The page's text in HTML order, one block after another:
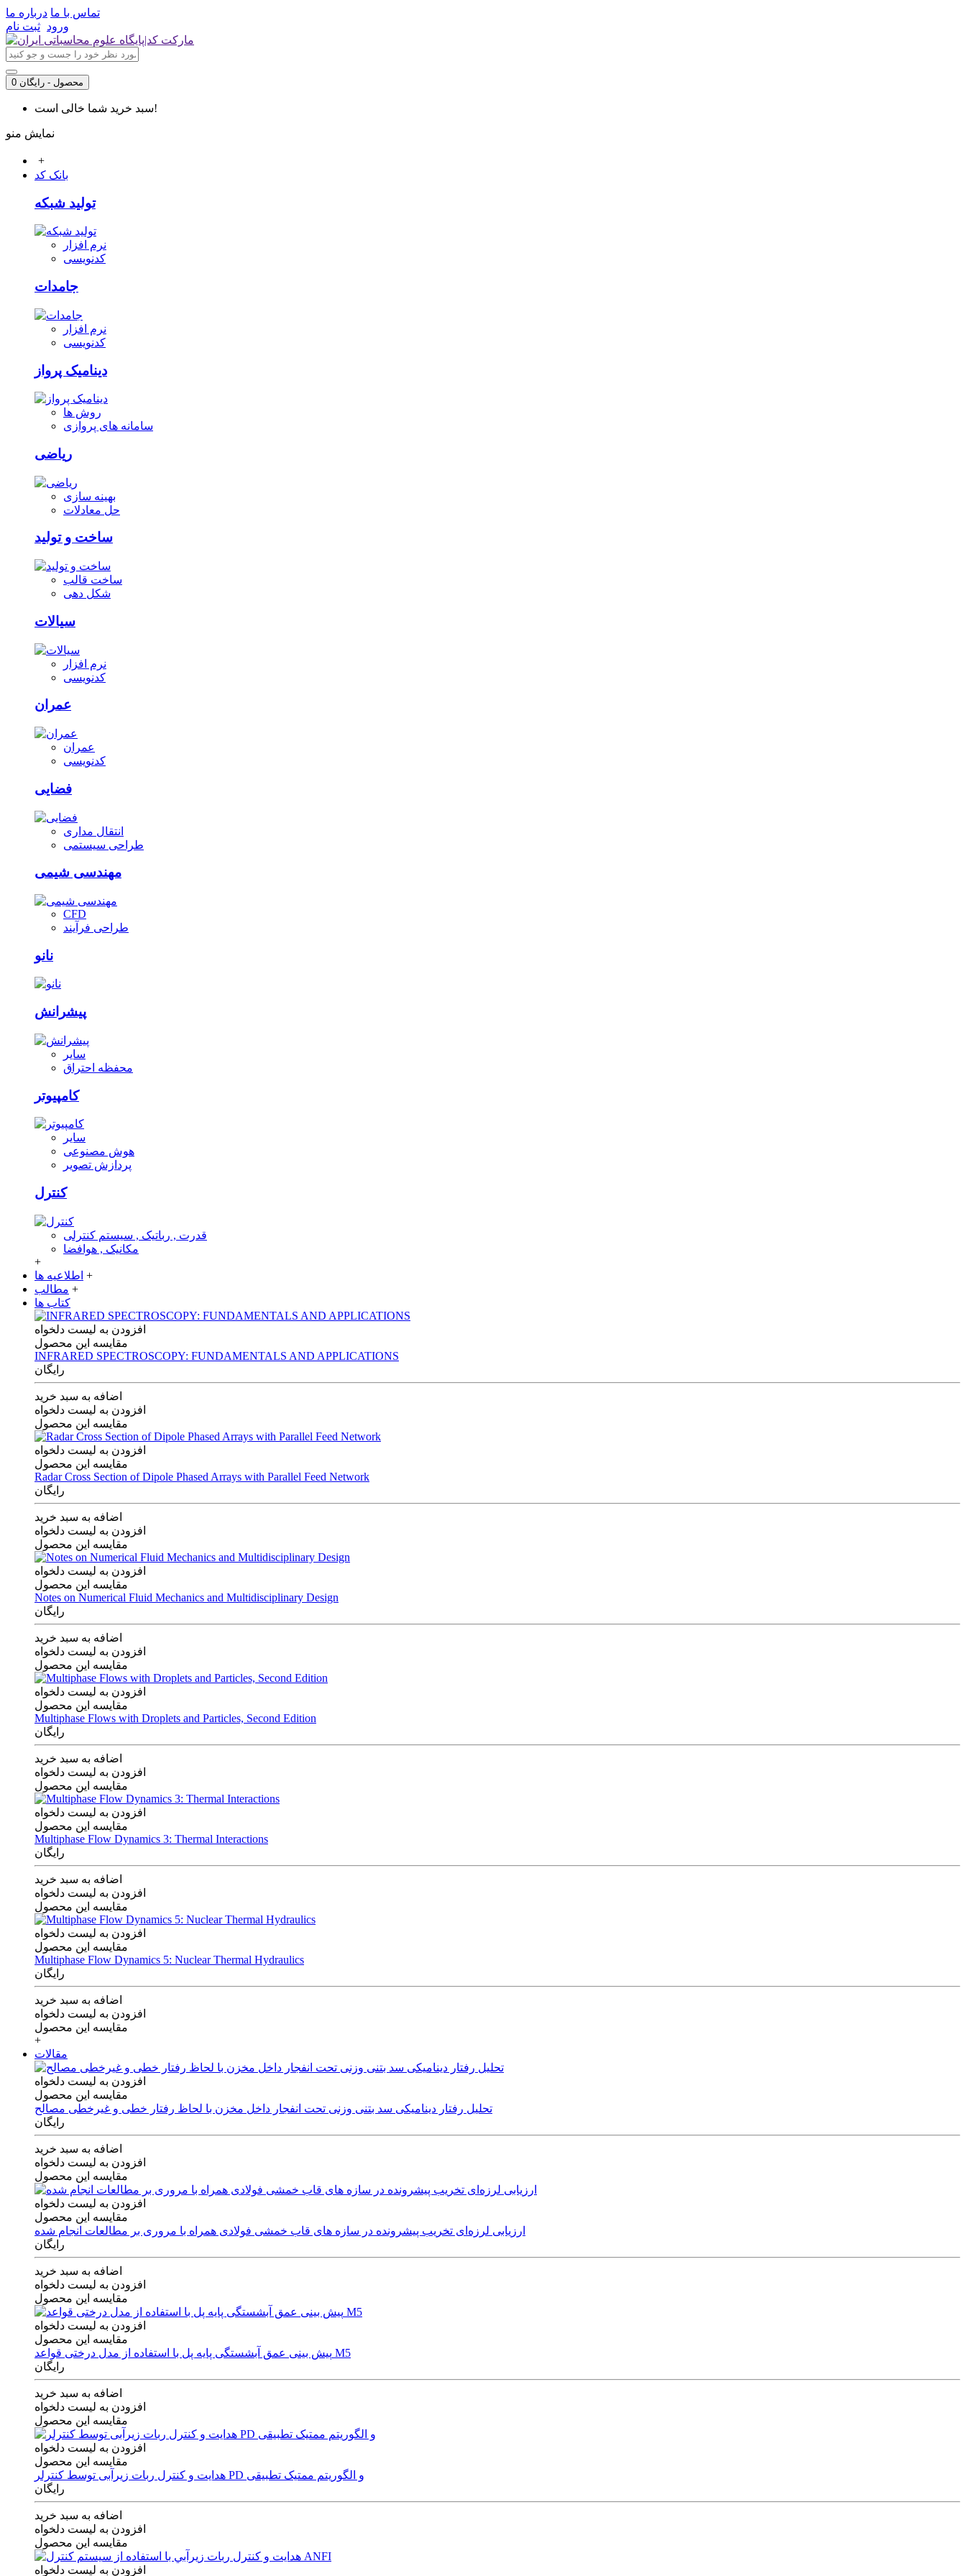
تماس با ما درباره ما
ورود ثبت نام
0 محصول - رایگان
سبد خرید شما خالی است!
نمایش منو
+
بانک کد
تولید شبکه
نرم افزار
کدنویسی
جامدات
نرم افزار
کدنویسی
دینامیک پرواز
روش ها
سامانه های پروازی
ریاضی
بهینه سازی
حل معادلات
ساخت و تولید
ساخت قالب
شکل دهی
سیالات
نرم افزار
کدنویسی
عمران
عمران
کدنویسی
فضایی
انتقال مداری
طراحی سیستمی
مهندسی شیمی
CFD
طراحی فرآیند
نانو
پیشرانش
سایر
محفظه احتراق
کامپیوتر
سایر
هوش مصنوعی
پردازش تصویر
کنترل
قدرت , رباتیک , سیستم کنترلی
مکانیک , هوافضا
+
اطلاعیه ها +
مطالب +
کتاب ها
افزودن به لیست دلخواه
مقایسه این محصول
INFRARED SPECTROSCOPY: FUNDAMENTALS AND APPLICATIONS
رایگان
اضافه به سبد خرید
افزودن به لیست دلخواه
مقایسه این محصول
افزودن به لیست دلخواه
مقایسه این محصول
Radar Cross Section of Dipole Phased Arrays with Parallel Feed Network
رایگان
اضافه به سبد خرید
افزودن به لیست دلخواه
مقایسه این محصول
افزودن به لیست دلخواه
مقایسه این محصول
Notes on Numerical Fluid Mechanics and Multidisciplinary Design
رایگان
اضافه به سبد خرید
افزودن به لیست دلخواه
مقایسه این محصول
افزودن به لیست دلخواه
مقایسه این محصول
Multiphase Flows with Droplets and Particles, Second Edition
رایگان
اضافه به سبد خرید
افزودن به لیست دلخواه
مقایسه این محصول
افزودن به لیست دلخواه
مقایسه این محصول
Multiphase Flow Dynamics 3: Thermal Interactions
رایگان
اضافه به سبد خرید
افزودن به لیست دلخواه
مقایسه این محصول
افزودن به لیست دلخواه
مقایسه این محصول
Multiphase Flow Dynamics 5: Nuclear Thermal Hydraulics
رایگان
اضافه به سبد خرید
افزودن به لیست دلخواه
مقایسه این محصول
+
مقالات
افزودن به لیست دلخواه
مقایسه این محصول
تحلیل رفتار دینامیکی سد بتنی وزنی تحت انفجار داخل مخزن با لحاظ رفتار خطی و غیرخطی مصالح
رایگان
اضافه به سبد خرید
افزودن به لیست دلخواه
مقایسه این محصول
افزودن به لیست دلخواه
مقایسه این محصول
ارزیابی لرزه‌ای تخریب پیشرونده در سازه های قاب خمشی فولادی همراه با مروری بر مطالعات انجام شده
رایگان
اضافه به سبد خرید
افزودن به لیست دلخواه
مقایسه این محصول
افزودن به لیست دلخواه
مقایسه این محصول
پیش بینی عمق آبشستگی پایه پل با استفاده از مدل درختی قواعد M5
رایگان
اضافه به سبد خرید
افزودن به لیست دلخواه
مقایسه این محصول
افزودن به لیست دلخواه
مقایسه این محصول
هدایت و کنترل ربات زیرآبی توسط کنترلر PD و الگوریتم ممتیک تطبیقی
رایگان
اضافه به سبد خرید
افزودن به لیست دلخواه
مقایسه این محصول
افزودن به لیست دلخواه